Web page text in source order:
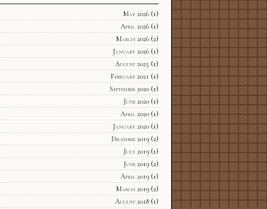
May 2026(1)
April 2026(1)
March 2026(2)
January 2026(1)
August 2025 (1)
February 2021 (1)
September 2020(1)
June 2020(1)
April 2020(1)
January 2020(1)
December 2019(2)
July 2019(1)
June 2019(2)
April 2019(1)
March 2019(2)
August 2018(1)